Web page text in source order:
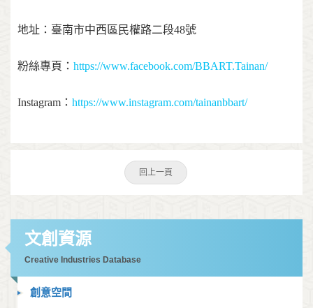
地址：臺南市中西區民權路二段48號
粉絲專頁：https://www.facebook.com/BBART.Tainan/
Instagram：https://www.instagram.com/tainanbbart/
回上一頁
文創資源
Creative Industries Database
創意空間